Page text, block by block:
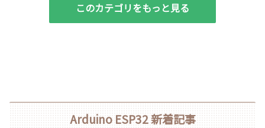
このカテゴリをもっと見る
Arduino ESP32 新着記事